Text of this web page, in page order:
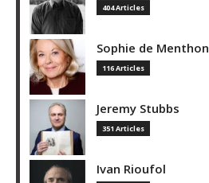
404 Articles
Sophie de Menthon
116 Articles
Jeremy Stubbs
351 Articles
Ivan Rioufol